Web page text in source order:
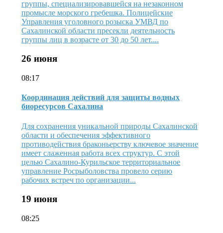
группы, специализировавшейся на незаконном
промысле морского гребешка. Полицейские
Управления уголовного розыска УМВД по
Сахалинской области пресекли деятельность
группы лиц в возрасте от 30 до 50 лет....
26 июня
08:17
Координация действий для защиты водных
биоресурсов Сахалина
Для сохранения уникальной природы Сахалинской
области и обеспечения эффективного
противодействия браконьерству ключевое значение
имеет слаженная работа всех структур. С этой
целью Сахалино-Курильское территориальное
управление Росрыболовства провело серию
рабочих встреч по организации...
19 июня
08:25